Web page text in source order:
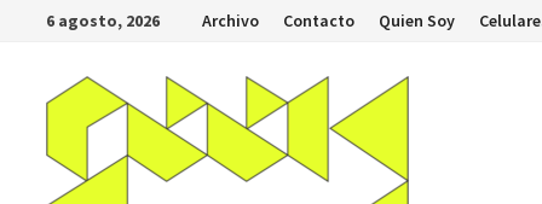
Saltar
contenido
6 agosto, 2026 Archivo Contacto Quien Soy